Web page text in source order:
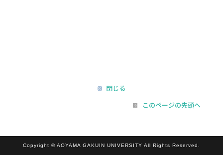
閉じる
このページの先頭へ
Copyright © AOYAMA GAKUIN UNIVERSITY All Rights Reserved.